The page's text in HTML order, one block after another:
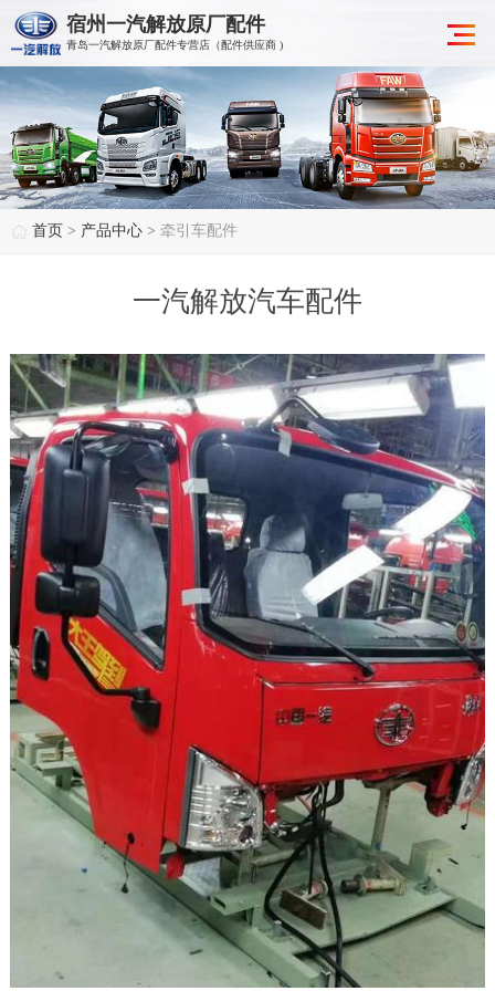
宿州一汽解放原厂配件
青岛一汽解放原厂配件专营店（配件供应商 )
首页 > 产品中心 > 牵引车配件
一汽解放汽车配件